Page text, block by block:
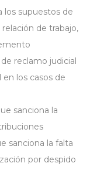
los supuestos de
de trabajo,
reclamo judicial
los casos de
sanciona la
sanciona la falta
por despido